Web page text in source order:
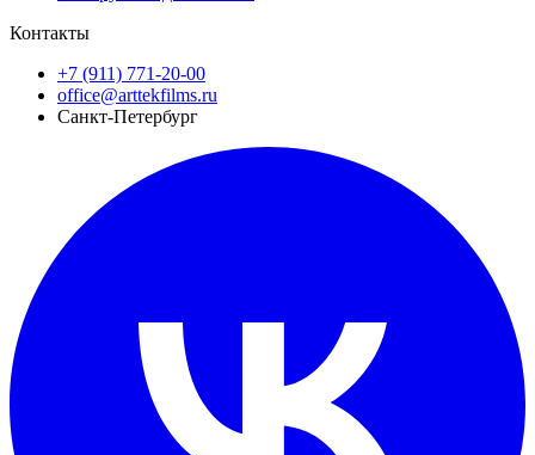
Контакты
+7 (911) 771-20-00
office@arttekfilms.ru
Санкт-Петербург